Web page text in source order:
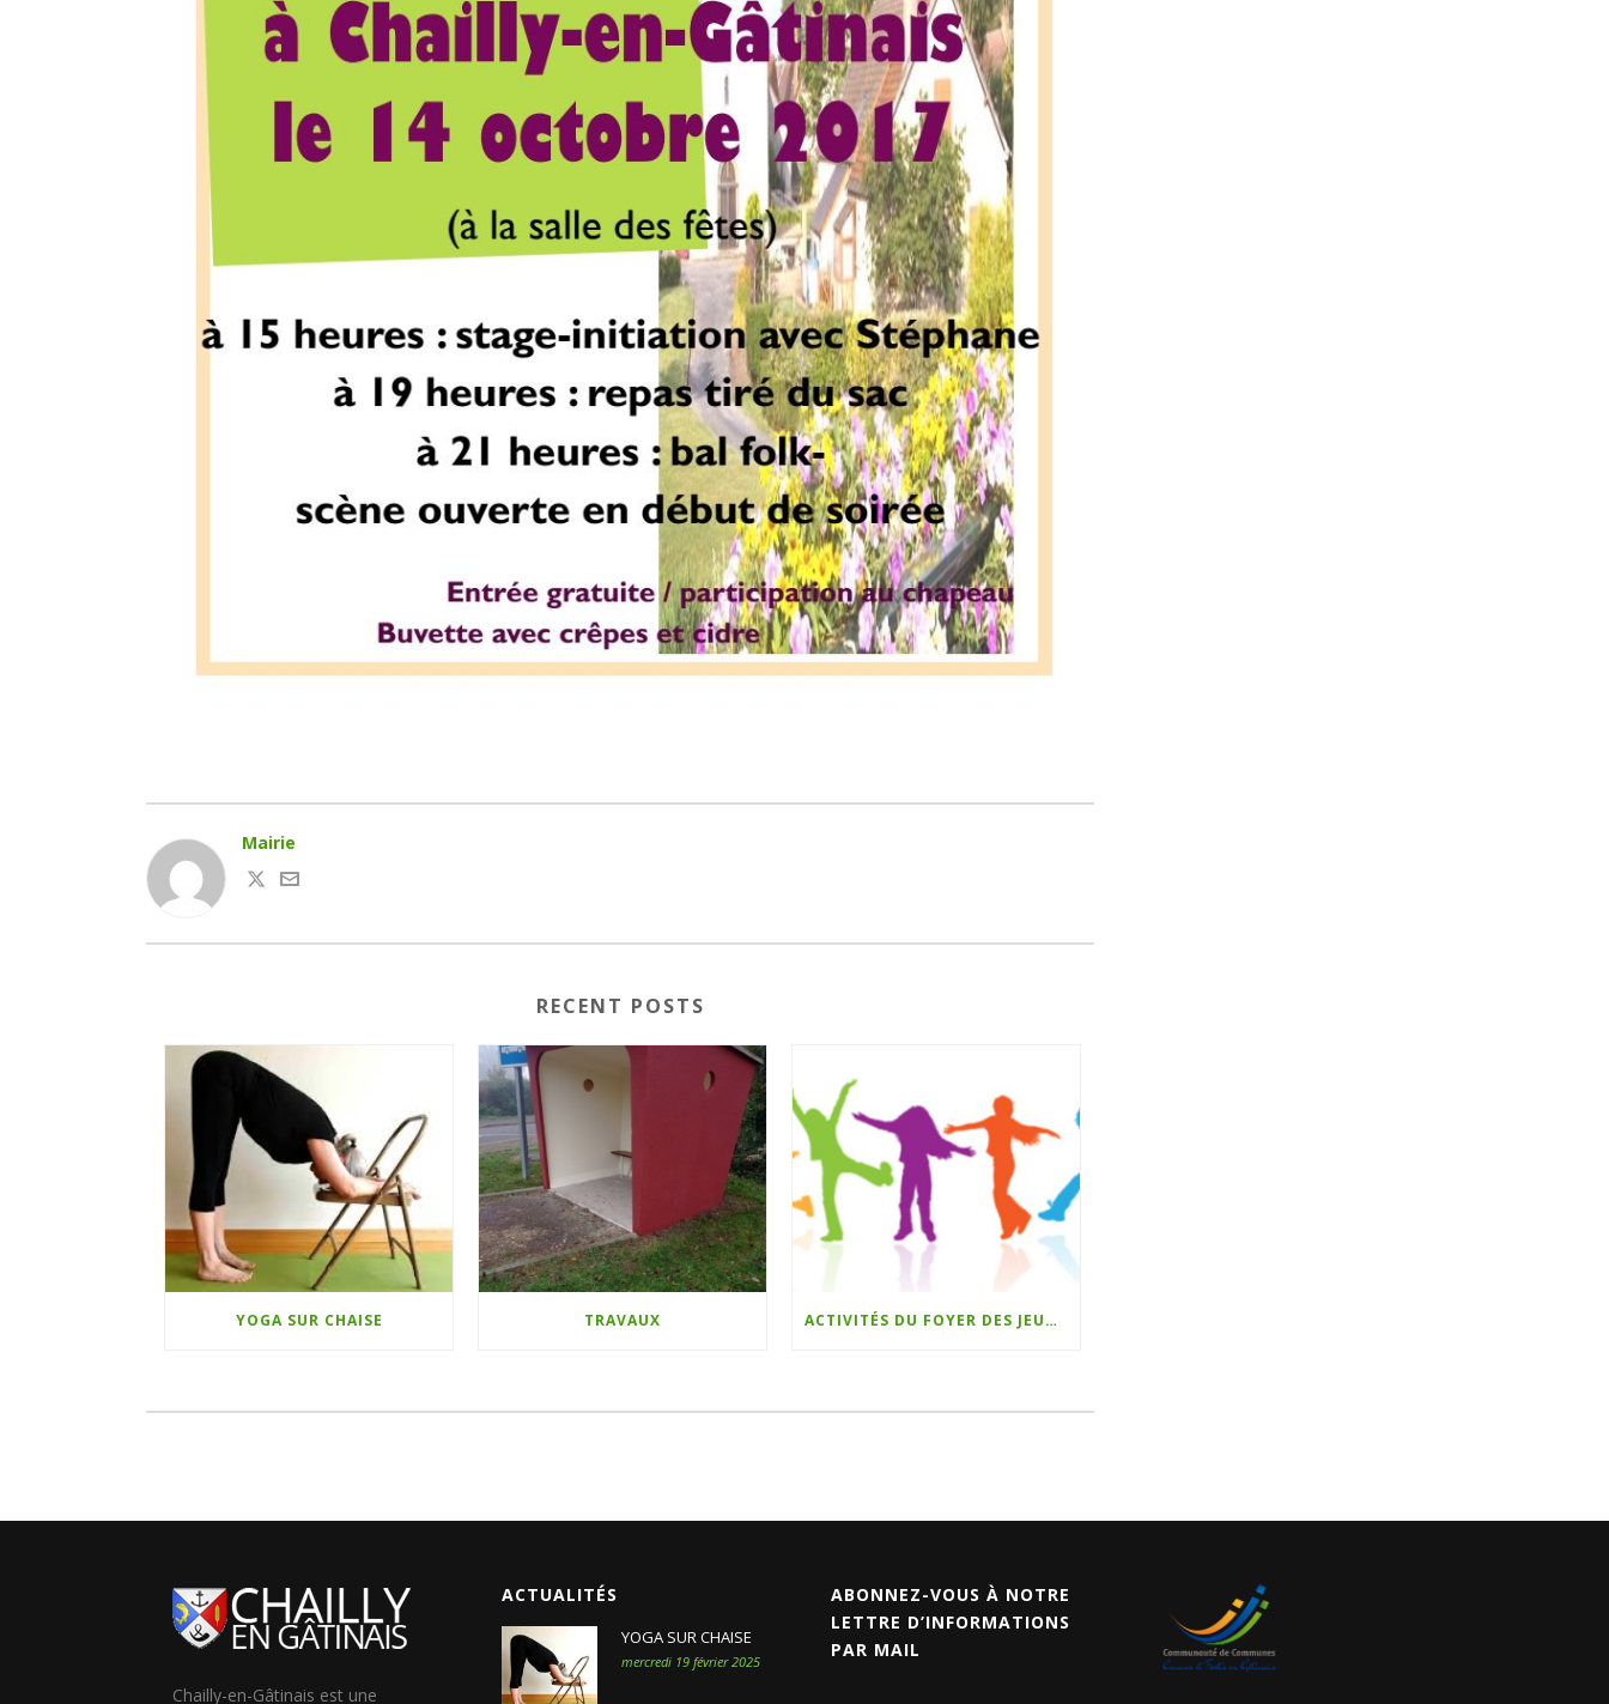
Mairie
RECENT POSTS
YOGA SUR CHAISE TRAVAUX ACTIVITÉS DU FOYER DES JEUNES
Chailly-en-Gâtinais est une
ACTUALITÉS
YOGA SUR CHAISE
mercredi 19 février 2025
ABONNEZ-VOUS À NOTRE
LETTRE D’INFORMATIONS
PAR MAIL